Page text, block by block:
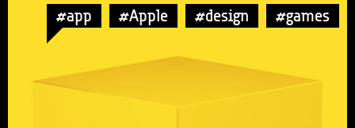
#app #Apple #design #games